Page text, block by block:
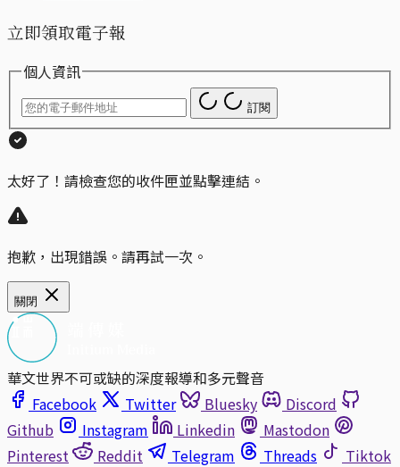
立即領取電子報
個人資訊
訂閱
太好了！請檢查您的收件匣並點擊連結。
抱歉，出現錯誤。請再試一次。
關閉
華文世界不可或缺的深度報導和多元聲音
Facebook
Twitter Bluesky
Discord
Github
Instagram Linkedin
Mastodon
Pinterest
Reddit Telegram Threads
Tiktok